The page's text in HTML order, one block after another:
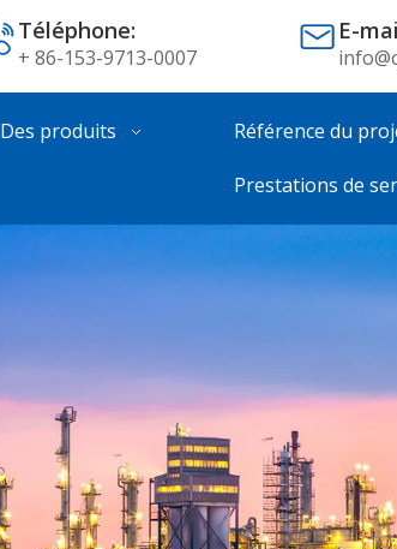
Téléphone:
+ 86-153-9713-0007
E-
Des produits Référence du
Prestations de